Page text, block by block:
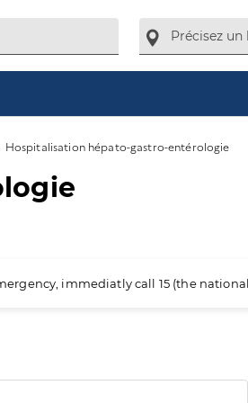
Hospitalisation hépato-gastro-entérologie
immediatly call 15 (the